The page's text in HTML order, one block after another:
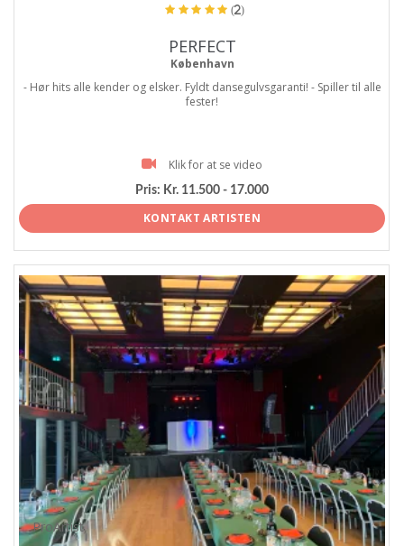
(2)
PERFECT
København
- Hør hits alle kender og elsker. Fyldt dansegulvsgaranti! - Spiller til alle
fester!
Klik for at se video
Pris: Kr. 11.500 - 17.000
KONTAKT ARTISTEN
ProArtist